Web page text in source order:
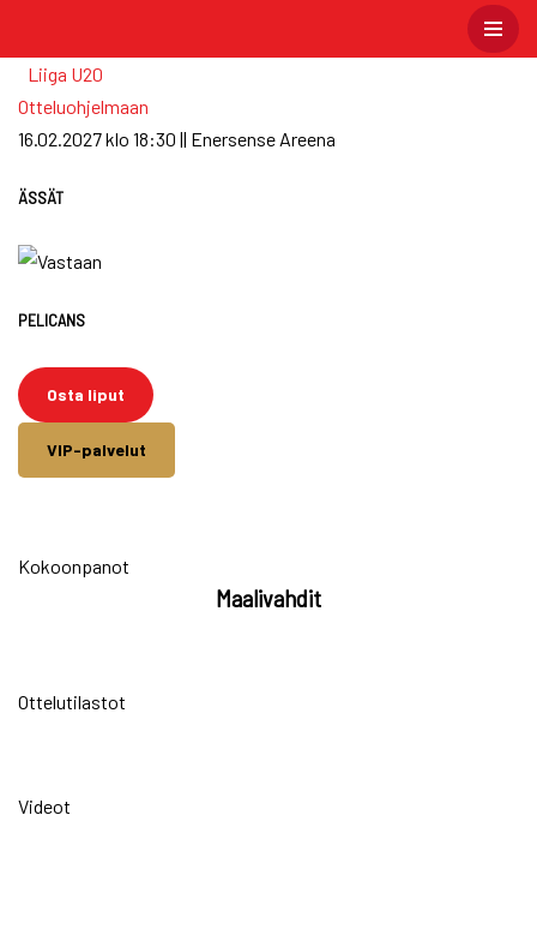
Skip
to
content
Liiga U20
Otteluohjelmaan
16.02.2027 klo 18:30 || Enersense Areena
ÄSSÄT
PELICANS
Osta liput
VIP-palvelut
Kokoonpanot
Maalivahdit
Ottelutilastot
Videot